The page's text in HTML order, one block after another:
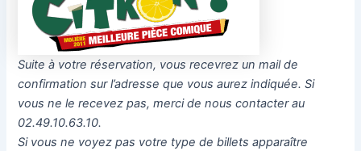
Suite à votre réservation, vous recevrez un mail de
confirmation sur l’adresse que vous aurez indiquée. Si
vous ne le recevez pas, merci de nous contacter au
02.49.10.63.10.
Si vous ne voyez pas votre type de billets apparaître